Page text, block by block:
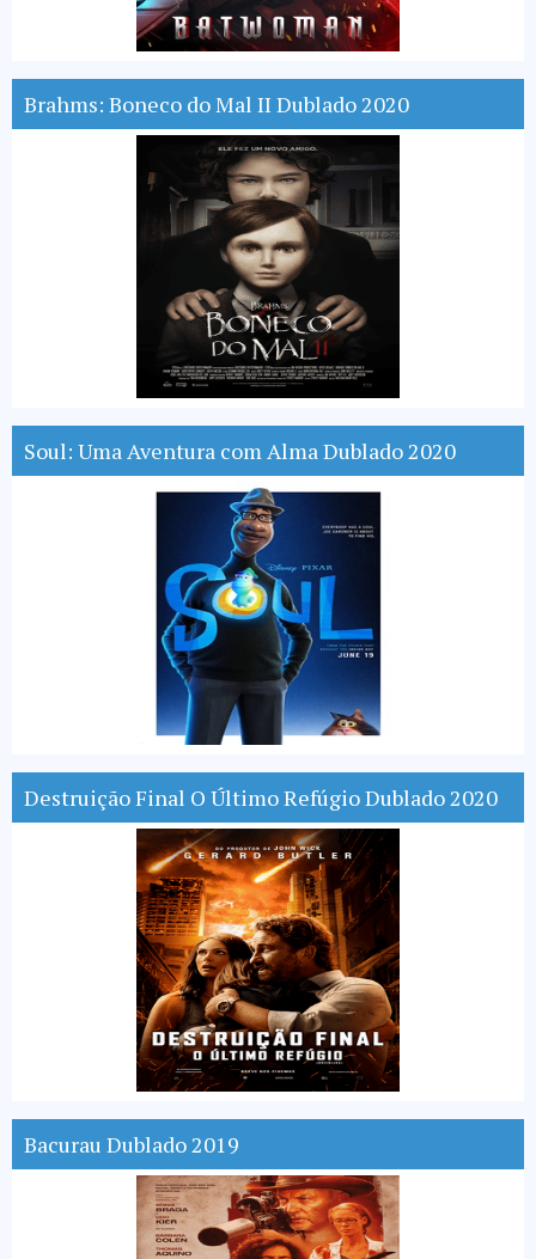
Brahms: Boneco do Mal II Dublado 2020
Soul: Uma Aventura com Alma Dublado 2020
Destruição Final O Último Refúgio Dublado 2020
Bacurau Dublado 2019